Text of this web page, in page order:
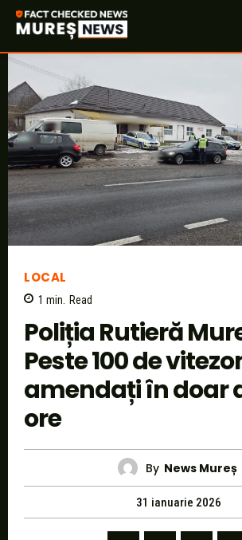
LOCAL
1 min. Read
Poliția Rutieră
Peste 100 de
amendați în doar
ore
By News Mureș
31 ianuarie 2026